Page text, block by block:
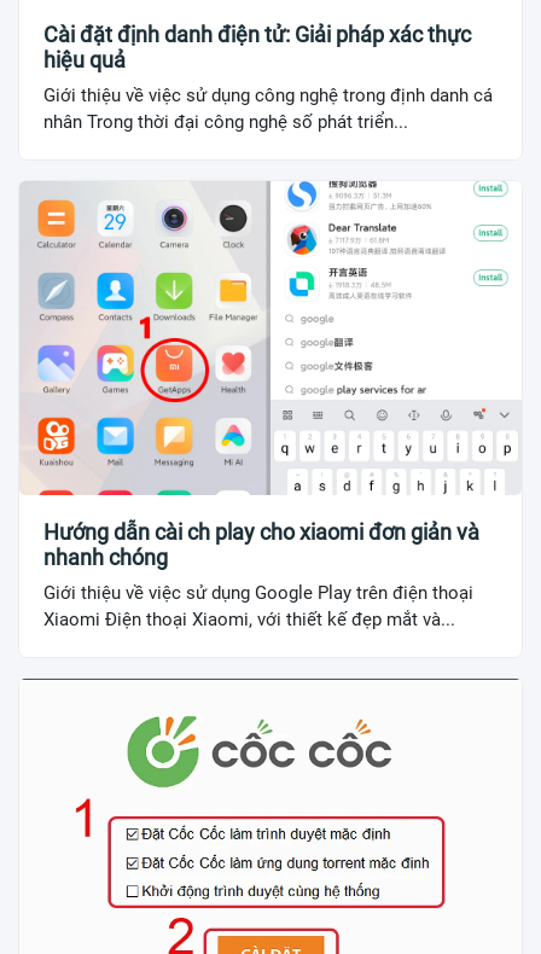
Cài đặt định danh điện tử: Giải pháp xác thực
hiệu quả
Giới thiệu về việc sử dụng công nghệ trong định danh cá
nhân Trong thời đại công nghệ số phát triển...
Hướng dẫn cài ch play cho xiaomi đơn giản và
nhanh chóng
Giới thiệu về việc sử dụng Google Play trên điện thoại
Xiaomi Điện thoại Xiaomi, với thiết kế đẹp mắt và...